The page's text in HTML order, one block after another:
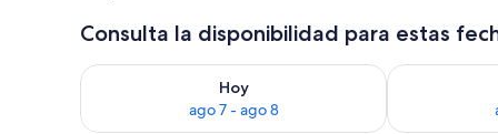
Consulta la disponibilidad para estas
Hoy
ago 7 - ago 8
Consulta la disponibilidad para hoy ago 7 - ago 8
Consulta la